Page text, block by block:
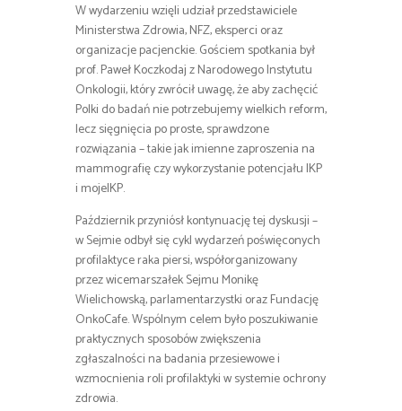
W wydarzeniu wzięli udział przedstawiciele
Ministerstwa Zdrowia, NFZ, eksperci oraz
organizacje pacjenckie. Gościem spotkania był
prof. Paweł Koczkodaj z Narodowego Instytutu
Onkologii, który zwrócił uwagę, że aby zachęcić
Polki do badań nie potrzebujemy wielkich reform,
lecz sięgnięcia po proste, sprawdzone
rozwiązania – takie jak imienne zaproszenia na
mammografię czy wykorzystanie potencjału IKP
i mojeIKP.
Październik przyniósł kontynuację tej dyskusji –
w Sejmie odbył się cykl wydarzeń poświęconych
profilaktyce raka piersi, współorganizowany
przez wicemarszałek Sejmu Monikę
Wielichowską, parlamentarzystki oraz Fundację
OnkoCafe. Wspólnym celem było poszukiwanie
praktycznych sposobów zwiększenia
zgłaszalności na badania przesiewowe i
wzmocnienia roli profilaktyki w systemie ochrony
zdrowia.